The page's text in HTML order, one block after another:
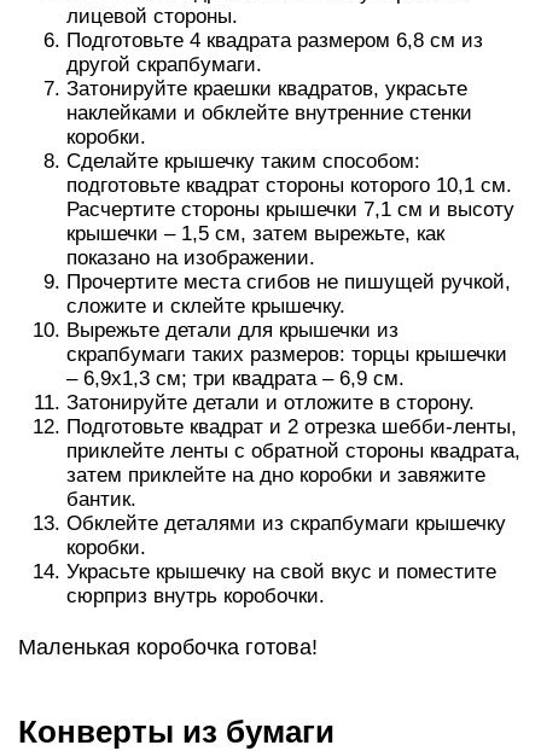
лицевой стороны.
Подготовьте 4 квадрата размером 6,8 см из
другой скрапбумаги.
Затонируйте краешки квадратов, украсьте
наклейками и обклейте внутренние стенки
коробки.
Сделайте крышечку таким способом:
подготовьте квадрат стороны которого 10,1 см.
Расчертите стороны крышечки 7,1 см и высоту
крышечки – 1,5 см, затем вырежьте, как
показано на изображении.
Прочертите места сгибов не пишущей ручкой,
сложите и склейте крышечку.
Вырежьте детали для крышечки из
скрапбумаги таких размеров: торцы крышечки
– 6,9х1,3 см; три квадрата – 6,9 см.
Затонируйте детали и отложите в сторону.
Подготовьте квадрат и 2 отрезка шебби-ленты,
приклейте ленты с обратной стороны квадрата,
затем приклейте на дно коробки и завяжите
бантик.
Обклейте деталями из скрапбумаги крышечку
коробки.
Украсьте крышечку на свой вкус и поместите
сюрприз внутрь коробочки.
Маленькая коробочка готова!
Конверты из бумаги